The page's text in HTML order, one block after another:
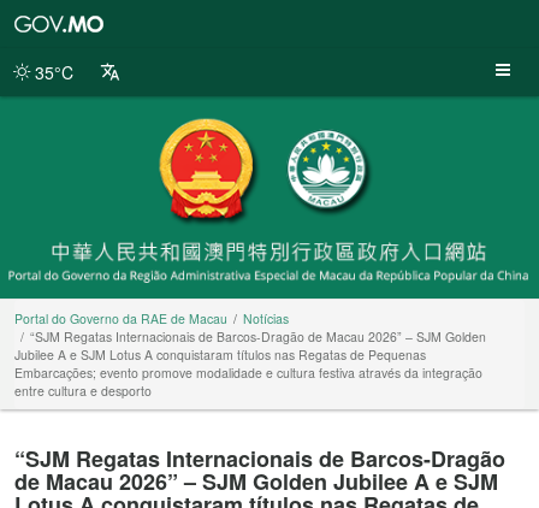
da
35°C
Portal do Governo da RAE de Macau
Notícias
“SJM Regatas Internacionais de Barcos-Dragão de Macau 2026” – SJM Golden
Jubilee A e SJM Lotus A conquistaram títulos nas Regatas de Pequenas
Embarcações; evento promove modalidade e cultura festiva através da integração
entre cultura e desporto
“SJM Regatas Internacionais de Barcos-Dragão
de Macau 2026” – SJM Golden Jubilee A e SJM